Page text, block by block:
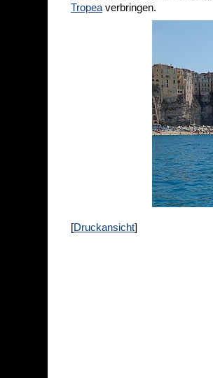
Tropea verbringen.
[Druckansicht]